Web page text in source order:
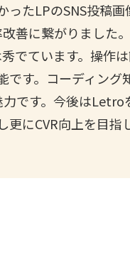
ったLPのSNS投稿
善に繋がりました
でています。操作
です。コーディング
です。今後はLetro
にCVR向上を目指